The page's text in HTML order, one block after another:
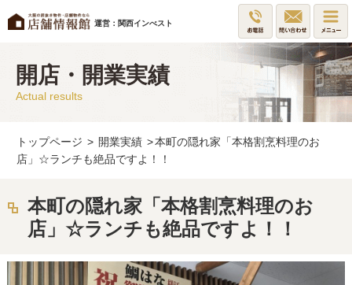
運営：関西インべスト
開店・開業実績
Actual results
トップページ > 開業実績 >本町の隠れ家「本格割烹料理のお
店」☆ランチも絶品ですよ！！
本町の隠れ家「本格割烹料理のお
店」☆ランチも絶品ですよ！！